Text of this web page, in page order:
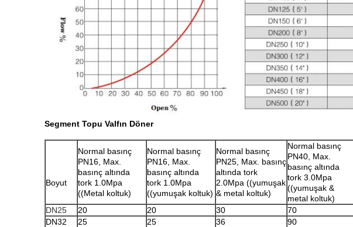
Segment Topu Valfın Döner
Boyut
Normal basınç
PN16, Max.
basınç altında
tork 1.0Mpa
((Metal koltuk)
Normal basınç
PN16, Max.
basınç altında
tork 1.0Mpa
((yumuşak koltuk)
Normal basınç
PN25, Max. basınç
altında tork
2.0Mpa ((yumuşak
& metal koltuk)
Normal basınç
PN40, Max.
basınç altında
tork 3.0Mpa
((yumuşak &
metal koltuk)
DN25
20 20 30 70
DN32
25 25 36 90